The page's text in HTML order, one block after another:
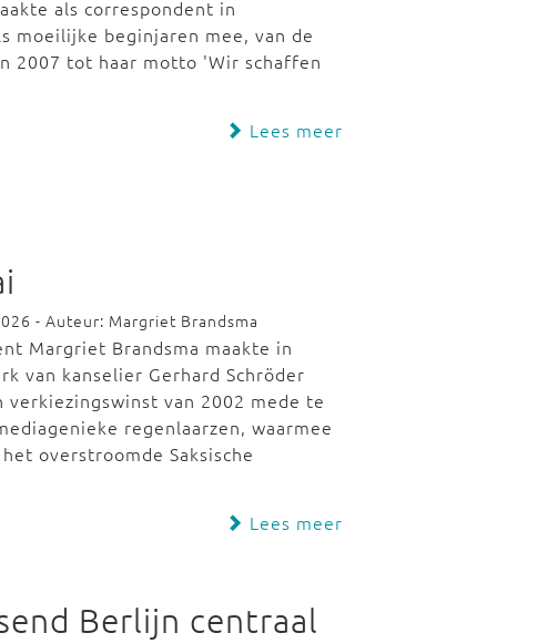
als correspondent in
moeilijke beginjaren mee, van de
2007 tot haar motto 'Wir schaffen
Lees meer
- Auteur: Margriet Brandsma
Margriet Brandsma maakte in
van kanselier Gerhard Schröder
verkiezingswinst van 2002 mede te
regenlaarzen, waarmee
overstroomde Saksische
Lees meer
Berlijn centraal